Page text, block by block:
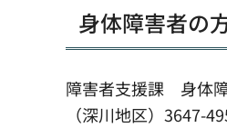
身体障害者の
障害者支援課 身体
（深川地区）3647-